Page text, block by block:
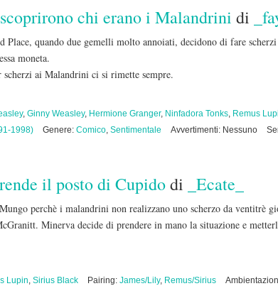
chi erano i Malandrini di
Place, quando due gemelli molto annoiati, decidono di fare
moneta.
scherzi ai Malandrini ci si rimette sempre.
, Ginny Weasley, Hermione Granger, Ninfadora Tonks, Remus
1998) Genere: Comico, Sentimentale Avvertimenti: Nessuno
il posto di Cupidodi _Ecate_
perchè i malandrini non realizzano uno scherzo da ventitrè
Minerva decide di prendere in mano la situazione e
Lupin, Sirius Black Pairing: James/Lily, Remus/Sirius